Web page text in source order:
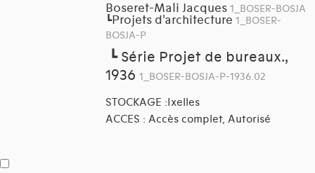
Boseret-Mali Jacques 1_BOSER-BOSJA
┗Projets d'architecture 1_BOSER-
BOSJA-P
┗ Série Projet de bureaux.,
1936 1_BOSER-BOSJA-P-1936.02
STOCKAGE :Ixelles
ACCES : Accès complet, Autorisé